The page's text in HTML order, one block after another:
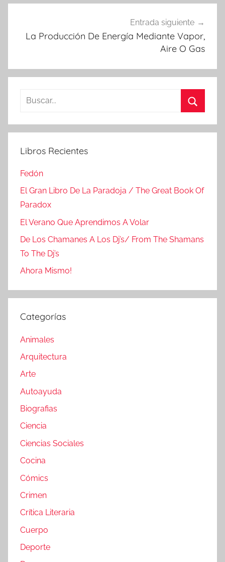
Entrada siguiente
La Producción De Energía Mediante Vapor,
Aire O Gas
Buscar:
Libros Recientes
Fedón
El Gran Libro De La Paradoja / The Great Book Of
Paradox
El Verano Que Aprendimos A Volar
De Los Chamanes A Los Dj’s/ From The Shamans
To The Dj’s
Ahora Mismo!
Categorías
Animales
Arquitectura
Arte
Autoayuda
Biografias
Ciencia
Ciencias Sociales
Cocina
Cómics
Crimen
Crítica Literaria
Cuerpo
Deporte